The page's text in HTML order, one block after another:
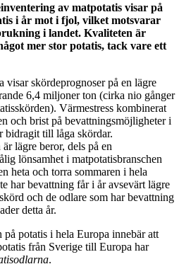
av matpotatis visar på
i år mot i fjol, vilket motsvarar
i landet. Kvaliteten är
mer stor potatis, tack vare ett
visar skördeprognoser på en lägre
6,4 miljoner ton (cirka nio gånger
Värmestress kombinerat
och brist på bevattningsmöjligheter i
bidragit till låga skördar.
lägre beror, dels på en
lönsamhet i matpotatisbranschen
heta och torra sommaren i hela
har bevattning får i år avsevärt lägre
och de odlare som har bevattning
detta år.
potatis i hela Europa innebär att
från Sverige till Europa har
.